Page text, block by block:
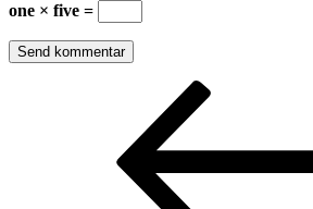
one × five =
Indlægsnavigation